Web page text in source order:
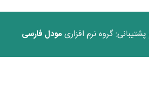
گروه نرم افزاریمودل فارسی